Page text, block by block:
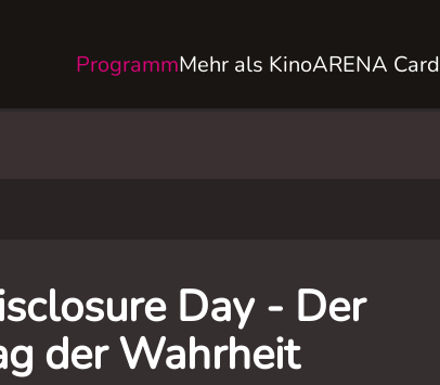
ProgrammMehr als KinoARENA Card
Day - Der
der Wahrheit